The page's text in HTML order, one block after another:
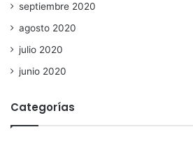
septiembre 2020
agosto 2020
julio 2020
junio 2020
Categorías